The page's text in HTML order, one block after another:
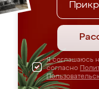
Я соглашаюсь
согласно